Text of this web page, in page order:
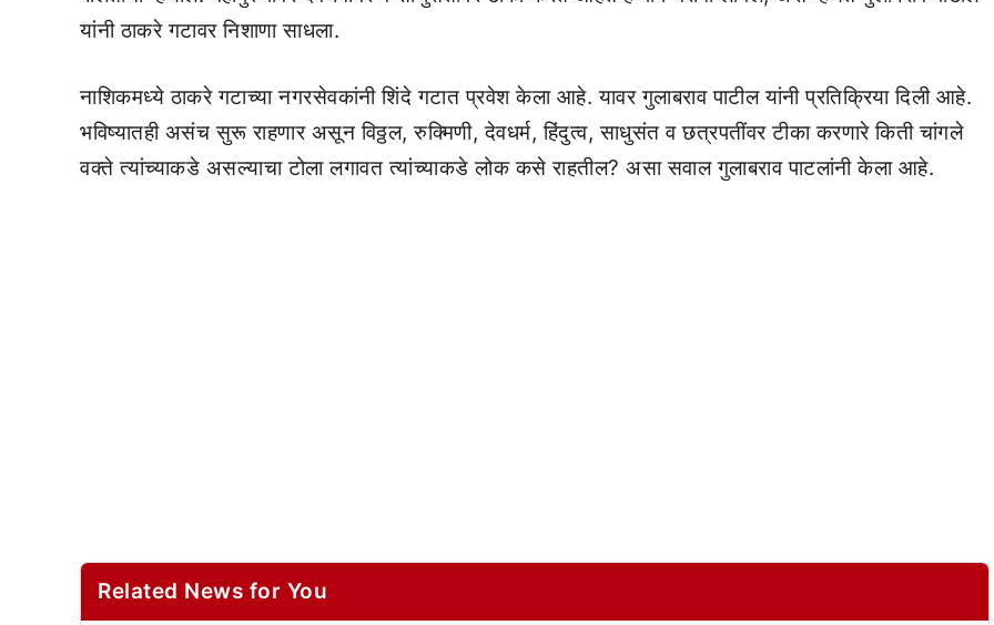
यांनी ठाकरे गटावर निशाणा साधला.
नाशिकमध्ये ठाकरे गटाच्या नगरसेवकांनी शिंदे गटात प्रवेश केला आहे. यावर गुलाबराव पाटील यांनी प्रतिक्रिया दिली आहे.
भविष्यातही असंच सुरू राहणार असून विठ्ठल, रुक्मिणी, देवधर्म, हिंदुत्व, साधुसंत व छत्रपतींवर टीका करणारे किती चांगले
वक्ते त्यांच्याकडे असल्याचा टोला लगावत त्यांच्याकडे लोक कसे राहतील? असा सवाल गुलाबराव पाटलांनी केला आहे.
Related News for You